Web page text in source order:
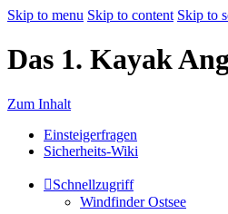
Skip to menu Skip to content Skip to
Das 1. Kayak
Zum Inhalt
Einsteigerfragen
Sicherheits-Wiki
Schnellzugriff
Windfinder Ostsee